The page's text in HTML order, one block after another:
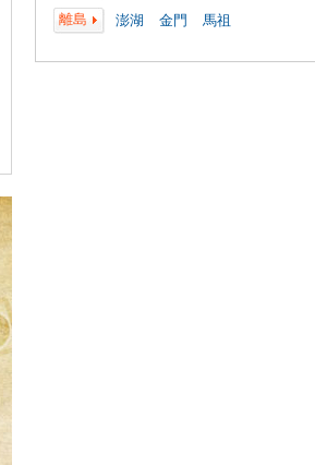
離島
澎湖 金門 馬祖